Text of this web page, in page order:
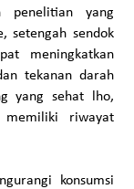
penelitian yang
setengah sendok
meningkatkan
tekanan darah
yang sehat lho,
memiliki riwayat
konsumsi